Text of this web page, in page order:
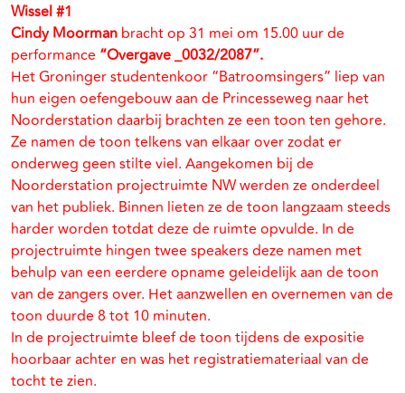
Wissel #1
Cindy Moorman bracht op 31 mei om 15.00 uur de
performance “Overgave _0032/2087”.
Het Groninger studentenkoor “Batroomsingers” liep van
hun eigen oefengebouw aan de Princesseweg naar het
Noorderstation daarbij brachten ze een toon ten gehore.
Ze namen de toon telkens van elkaar over zodat er
onderweg geen stilte viel. Aangekomen bij de
Noorderstation projectruimte NW werden ze onderdeel
van het publiek. Binnen lieten ze de toon langzaam steeds
harder worden totdat deze de ruimte opvulde. In de
projectruimte hingen twee speakers deze namen met
behulp van een eerdere opname geleidelijk aan de toon
van de zangers over. Het aanzwellen en overnemen van de
toon duurde 8 tot 10 minuten.
In de projectruimte bleef de toon tijdens de expositie
hoorbaar achter en was het registratiemateriaal van de
tocht te zien.